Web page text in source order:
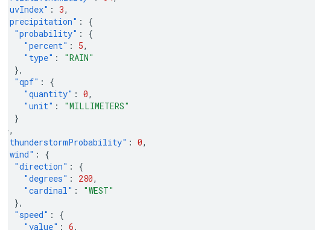
"uvIndex" : 3,
"precipitation" :
{
"probability" :
{
"percent" : 5,
"type" :
"RAIN"
},
"qpf" :
{
"quantity" : 0,
"unit" :
"MILLIMETERS"
}
},
"thunderstormProbability" : 0,
"wind" :
{
"direction" :
{
"degrees" : 280,
"cardinal" :
"WEST"
},
"speed" :
{
"value" : 6,